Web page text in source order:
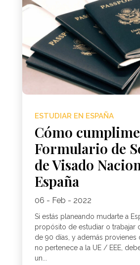
ESTUDIAR EN ESPAÑA
Cómo
Formulario de
de Visado
España
06 - Feb - 2022
Si estás planeando mudarte a
propósito de estudiar o trabajar
de 90 días, y además provienes
no pertenece a la UE / EEE,
un...